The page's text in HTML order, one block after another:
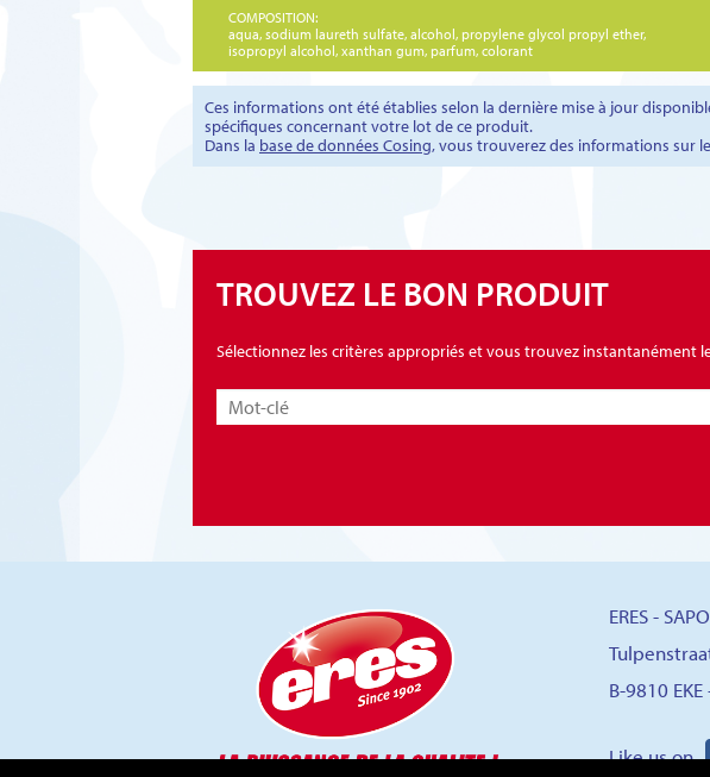
COMPOSITION:
aqua, sodium laureth sulfate, alcohol, propylene glycol propyl ether,
isopropyl alcohol, xanthan gum, parfum, colorant
Ces informations ont été établies selon la dernière mise à jour
spécifiques concernant votre lot de ce produit.
Dans la base de données Cosing, vous trouverez des informations sur
TROUVEZ LE BON PRODUIT
Sélectionnez les critères appropriés et vous trouvez instantanément
ERES -
B-9810